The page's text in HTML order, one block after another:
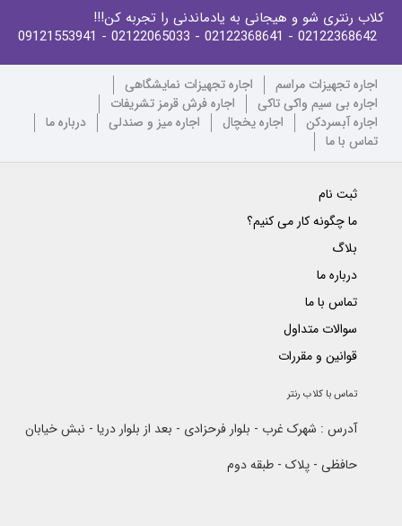
کلاب رنتری شو و هیجانی به یادماندنی را تجربه کن!!!
02122368642
- 02122368641
- 02122065033
- 09121553941
اجاره تجهیزات مراسم
اجاره تجهیزات نمایشگاهی
اجاره بی سیم واکی تاکی
اجاره فرش قرمز تشریفات
اجاره آبسردکن
اجاره یخچال اجاره میز و صندلی
درباره ما
تماس با ما
ثبت نام
ما چگونه کار می کنیم؟
بلاگ
درباره ما
تماس با ما
سوالات متداول
قوانین و مقررات
تماس با کلاب رنتر
آدرس : شهرک غرب - بلوار فرحزادی - بعد از بلوار دریا - نبش خیابان
حافظی - پلاک - طبقه دوم